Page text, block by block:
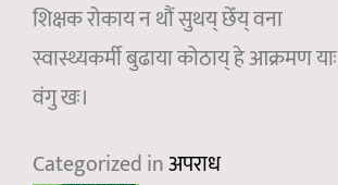
शिक्षक रोकाय न थौं सुथय् छेँय् वना
स्वास्थ्यकर्मी बुढाया कोठाय् हे आक्रमण याः
वंगु खः।
Categorized inअपराध